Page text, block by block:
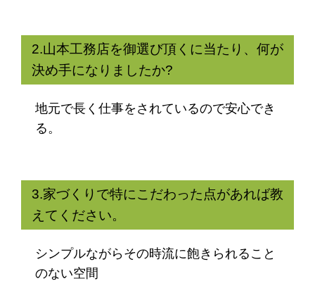
2.山本工務店を御選び頂くに当たり、何が
決め手になりましたか?
地元で長く仕事をされているので安心でき
る。
3.家づくりで特にこだわった点があれば教
えてください。
シンプルながらその時流に飽きられること
のない空間